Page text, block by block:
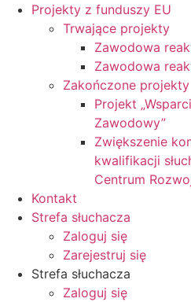
Projekty z funduszy EU
Trwające projekty
Zawodowa
Zawodowa
Zakończone projekty
Projekt
Zawodowy”
Zwiększenie
kwalifikacji
Centrum
Kontakt
Strefa słuchacza
Zaloguj się
Zarejestruj się
Strefa słuchacza
Zaloguj się